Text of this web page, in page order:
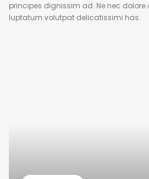
principes dignissim ad. Ne nec
luptatum volutpat delicatissimi has.